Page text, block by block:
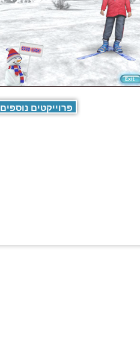
פרוייקטים נוספים